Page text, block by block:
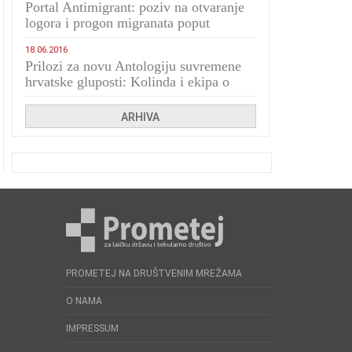
Portal Antimigrant: poziv na otvaranje
logora i progon migranata poput
18.06.2016
Prilozi za novu Antologiju suvremene
hrvatske gluposti: Kolinda i ekipa o
ARHIVA
PROMETEJ NA DRUŠTVENIM MREŽAMA
O NAMA
IMPRESSUM